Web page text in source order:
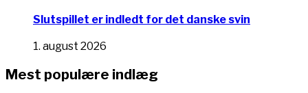
Slutspillet er indledt for det danske svin
1. august 2026
Mest populære indlæg